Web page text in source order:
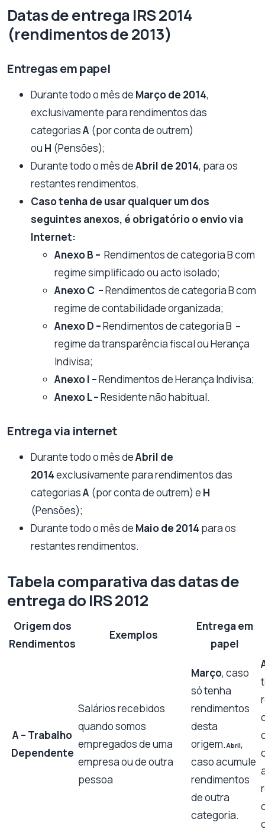
Datas de entrega IRS 2014
(rendimentos de 2013)
Entregas em papel
Durante todo o mêsde Março de 2014,
exclusivamente para rendimentos das
categoriasA (por conta de outrem)
ou H (Pensões);
Durante todo o mêsdeAbril de 2014, para os
restantes rendimentos.
Caso tenha de usar qualquer um dos
seguintes anexos, é obrigatório o envio via
Internet:
Anexo B – Rendimentos de categoria B com
regime simplificado ou acto isolado;
Anexo C –Rendimentos de categoria B com
regime de contabilidade organizada;
Anexo D –Rendimentos de categoria B –
regime da transparência fiscal ou Herança
Indivisa;
Anexo I –Rendimentos de Herança Indivisa;
Anexo L –Residente não habitual.
Entrega via internet
Durante todo o mês deAbril de
2014exclusivamente para rendimentos das
categoriasA (por conta de outrem) e H
(Pensões);
Durante todo o mês de Maio de 2014 para os
restantes rendimentos.
Tabela comparativa das datas de
entrega do IRS 2012
Origem dos
Rendimentos
Exemplos
Entrega em
papel
A – Trabalho
Dependente
Salários recebidos
quando somos
empregados de uma
empresa ou de outra
pessoa
Março, caso
só tenha
rendimentos
desta
origem.Abril,
caso acumule
rendimentos
de outra
categoria.